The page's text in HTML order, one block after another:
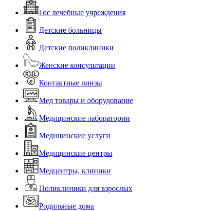
Гос лечебные учреждения
Детские больницы
Детские поликлиники
Женские консультации
Контактные линзы
Мед товары и оборудование
Медицинские лаборатории
Медицинские услуги
Медицинские центры
Медцентры, клиники
Поликлиники для взрослых
Родильные дома